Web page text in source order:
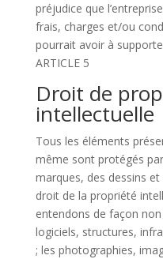
préjudice que
frais, charges et/ou
pourrait avoir à
ARTICLE 5
Droit de
intellectuelle
Tous les éléments
même sont protégés
marques, des dessins
droit de la propriété
entendons de façon
logiciels, structures,
; les photographies,